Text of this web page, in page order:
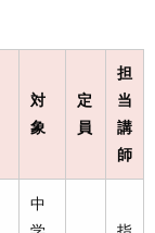
対
象
定
員
担
当
講
師
中